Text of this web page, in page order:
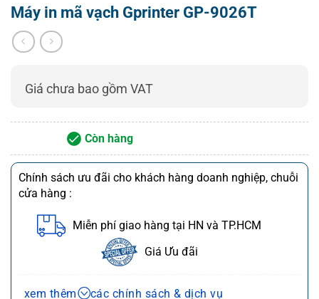
Tốc độ in
2 đến 6 inch/giây
Chiều
rộng in
tối đa
biến bảo
biến
hiện giấy
Có
biến
phát
Máy in mã vạch Gprinter GP-9026T
Giá chưa bao gồm VAT
Còn hàng
Chính sách ưu đãi cho khách hàng doanh nghiệp, chuỗi
cửa hàng :
Miễn phí giao hàng tại HN và TP.HCM
Giá Ưu đãi
Chính sách bán hàng và dịch vụ
xem thêm các chính sách & dịch vụ